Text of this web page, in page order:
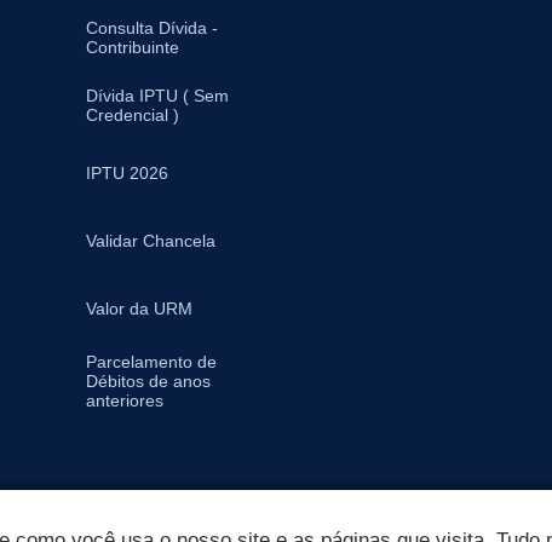
Consulta Dívida -
Contribuinte
Dívida IPTU ( Sem
Credencial )
IPTU 2026
Validar Chancela
Valor da URM
Parcelamento de
Débitos de anos
anteriores